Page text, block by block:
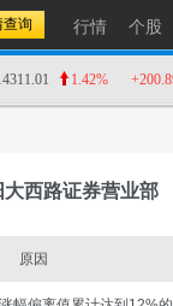
行情 个股
1.42%
西路证券营业部
原因